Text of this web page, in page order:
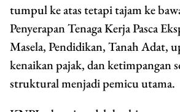
tumpul ke atas tetapi tajam ke
Penyerapan Tenaga Kerja Pasca
Masela, Pendidikan, Tanah Adat,
kenaikan pajak, dan ketimpangan
struktural menjadi pemicu utama.